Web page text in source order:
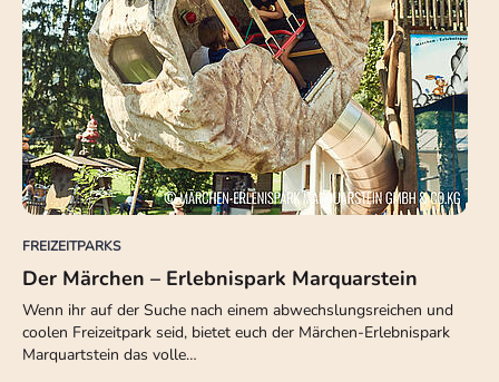
FREIZEITPARKS
Der Märchen – Erlebnispark Marquarstein
Wenn ihr auf der Suche nach einem abwechslungsreichen und
coolen Freizeitpark seid, bietet euch der Märchen-Erlebnispark
Marquartstein das volle…